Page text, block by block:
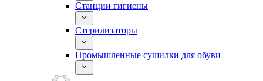
Станции гигиены
Стерилизаторы
Промышленные сушилки для обуви